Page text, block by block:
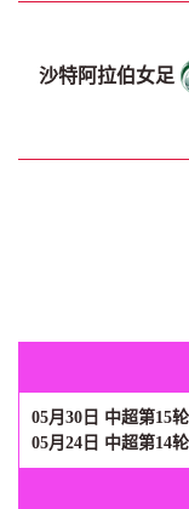
沙特阿拉伯女足
05月30日 中超第15
05月24日 中超第14